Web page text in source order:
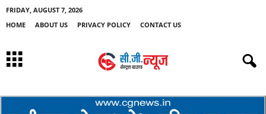
FRIDAY, AUGUST 7, 2026
HOME
ABOUT US PRIVACY POLICY CONTACT US